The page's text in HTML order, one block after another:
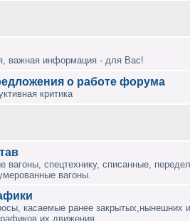
важная информация - для Вас!
о работе форума
критика
вагоны, спецтехнику, списанные,
вагоны.
касаемые ранее закрытых,нынешних
их движения